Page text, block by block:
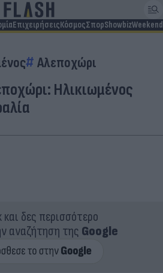
ΕπιχειρήσειςΚόσμοςΣπορShowbizWeekend
Αλεποχώρι
Ηλικιωμένος
και δες περισσότερο
αναζήτηση της Google